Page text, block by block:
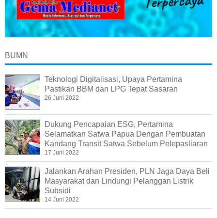
BUMN
Teknologi Digitalisasi, Upaya Pertamina
Pastikan BBM dan LPG Tepat Sasaran
26 Juni 2022
Dukung Pencapaian ESG, Pertamina
Selamatkan Satwa Papua Dengan Pembuatan
Kandang Transit Satwa Sebelum Pelepasliaran
17 Juni 2022
Jalankan Arahan Presiden, PLN Jaga Daya Beli
Masyarakat dan Lindungi Pelanggan Listrik
Subsidi
14 Juni 2022